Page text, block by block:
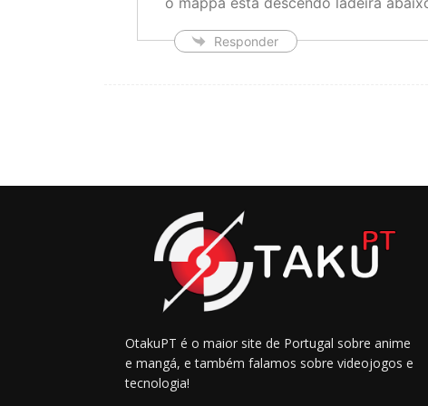
Responder
OtakuPT é o maior site de Portugal sobre anime
e mangá, e também falamos sobre videojogos e
tecnologia!